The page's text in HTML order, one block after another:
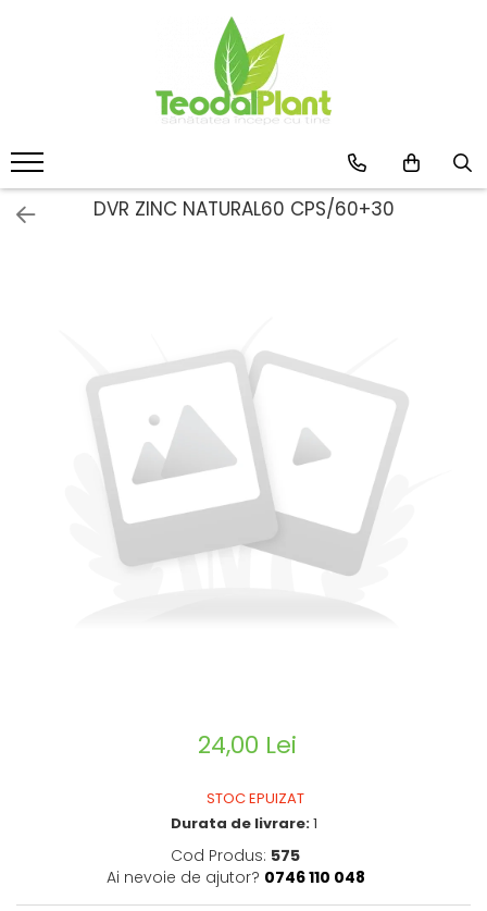
SUPLIMENTE ARTICULATII
SUPLIMENTE TONICE
CREME ANTIINFLAMATOARE-
CIRCULAȚIE
SUPLIMENTE HORMONALE
SUPLIMENTE CARDIO VASCULARE
SUPLIMENTE
HEPATOPROTECTOARE-BILA
SUPLIMENTE MEMORIE SI
SUPLIMENTE POTENȚĂ
SUPLIMENTE COLESTEROL
SUPLIMENTE RĂCEALĂ- APARAT
SUPLIMENTE ANTIOXIDANȚI-
ANTITUMORAL
SUPLIMENTE URO-GENITAL
DVR ZINC NATURAL60 CPS/60+30
24,00 Lei
STOC EPUIZAT
Durata de livrare:1
Cod Produs: 575
Ai nevoie de ajutor? 0746 110 048